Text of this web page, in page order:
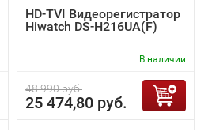
HD-TVI Видеорегистратор
Hiwatch DS-H216UA(F)
В наличии
48 990 руб.
25 474,80 руб.